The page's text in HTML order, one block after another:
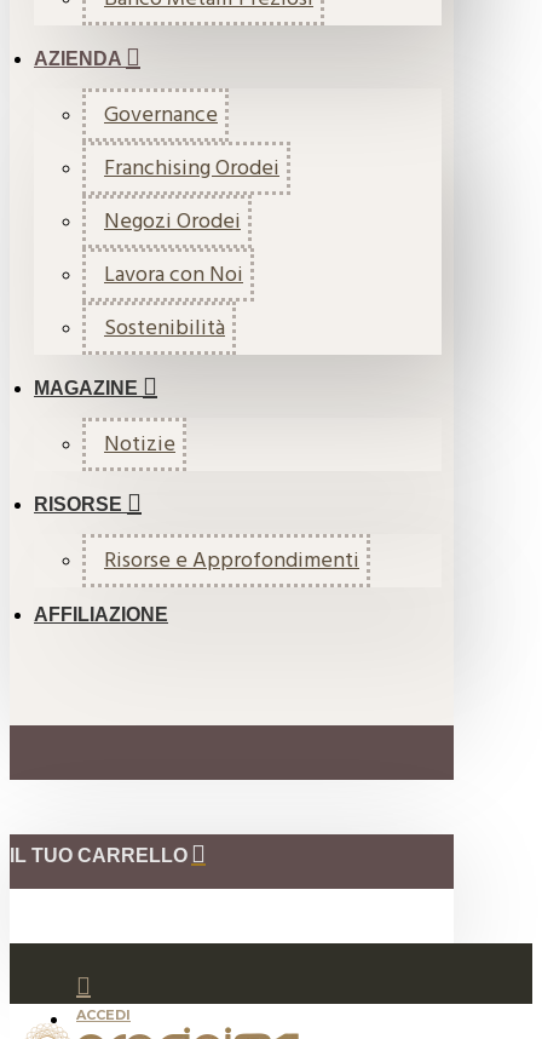
AZIENDA
Governance
Franchising Orodei
Negozi Orodei
Lavora con Noi
Sostenibilità
MAGAZINE
Notizie
RISORSE
Risorse e Approfondimenti
AFFILIAZIONE
IL TUO CARRELLO
ACCEDI